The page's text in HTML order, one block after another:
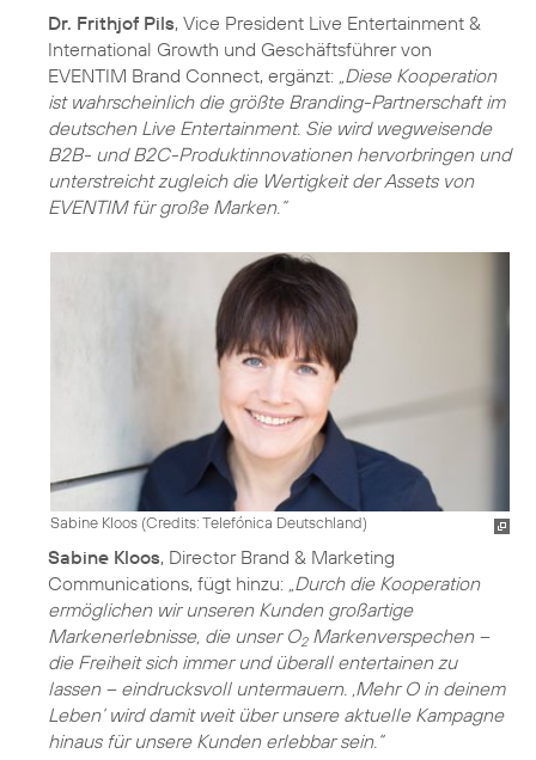
Dr. Frithjof Pils, Vice President Live Entertainment &
International Growth und Geschäftsführer von
EVENTIM Brand Connect, ergänzt: „Diese Kooperation
ist wahrscheinlich die größte Branding-Partnerschaft im
deutschen Live Entertainment. Sie wird wegweisende
B2B- und B2C-Produktinnovationen hervorbringen und
unterstreicht zugleich die Wertigkeit der Assets von
EVENTIM für große Marken.“
Sabine Kloos (Credits: Telefónica Deutschland)
Sabine Kloos, Director Brand & Marketing
Communications, fügt hinzu: „Durch die Kooperation
ermöglichen wir unseren Kunden großartige
Markenerlebnisse, die unser O2Markenverspechen –
die Freiheit sich immer und überall entertainen zu
lassen – eindrucksvoll untermauern. ‚Mehr O in deinem
Leben‘ wird damit weit über unsere aktuelle Kampagne
hinaus für unsere Kunden erlebbar sein.“